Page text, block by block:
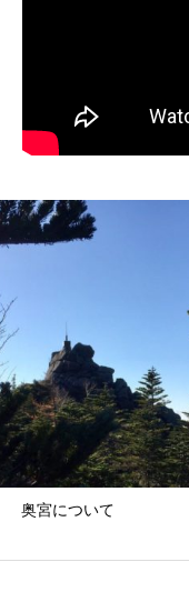
奥宮について